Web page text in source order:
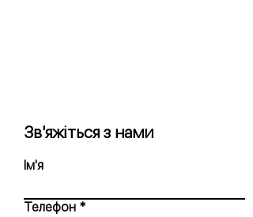
Зв'яжіться з нами
Ім'я
Телефон